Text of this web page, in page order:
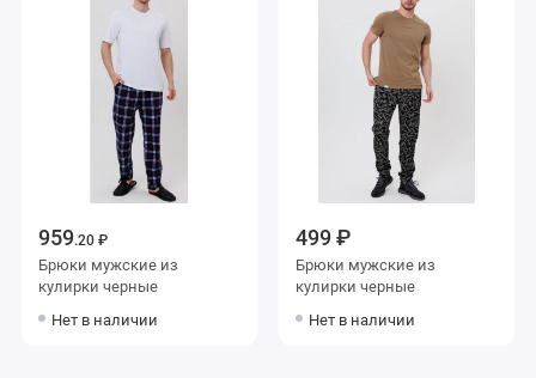
959.20 ₽
Брюки мужские из
кулирки черные
Нет в наличии
499 ₽
Брюки мужские из
кулирки черные
Нет в наличии